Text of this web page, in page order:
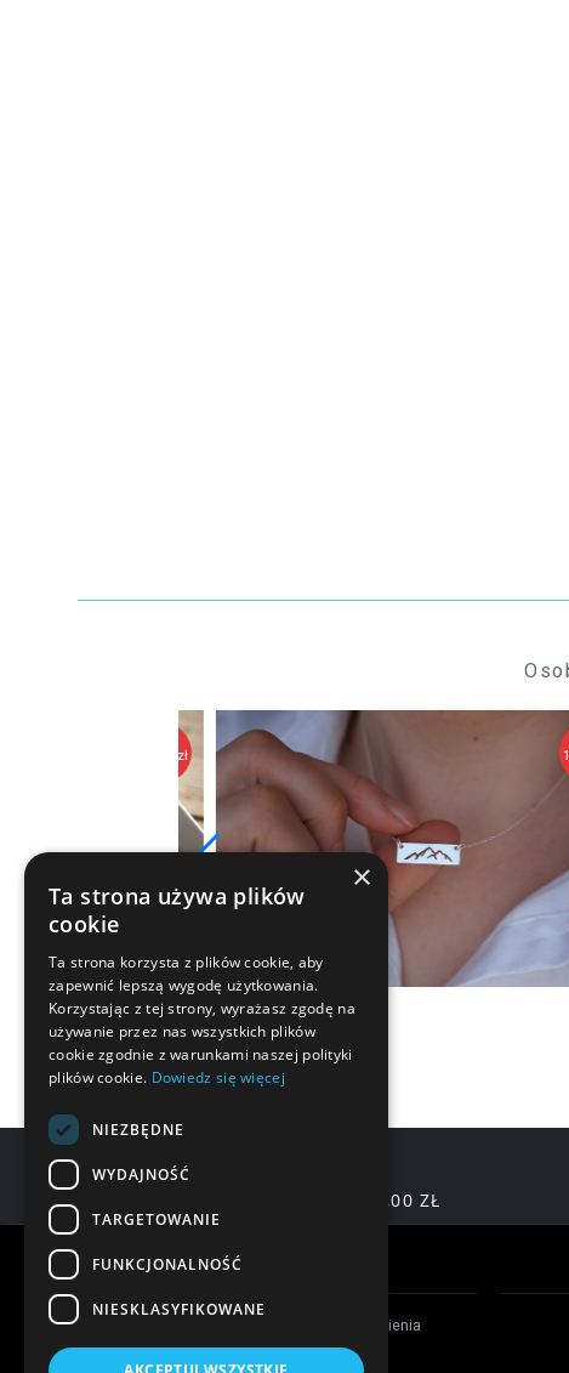
122,90
DARMOWA DOSTAWA OD 200,00 ZŁ
Czas realizacji zamówienia
Formy płatności
×
Ta strona używa plików
cookie
Ta strona korzysta z plików cookie, aby
zapewnić lepszą wygodę użytkowania.
Korzystając z tej strony, wyrażasz zgodę na
używanie przez nas wszystkich plików
cookie zgodnie z warunkami naszej polityki
plików cookie. Dowiedz się więcej
NIEZBĘDNE
WYDAJNOŚĆ
TARGETOWANIE
FUNKCJONALNOŚĆ
NIESKLASYFIKOWANE